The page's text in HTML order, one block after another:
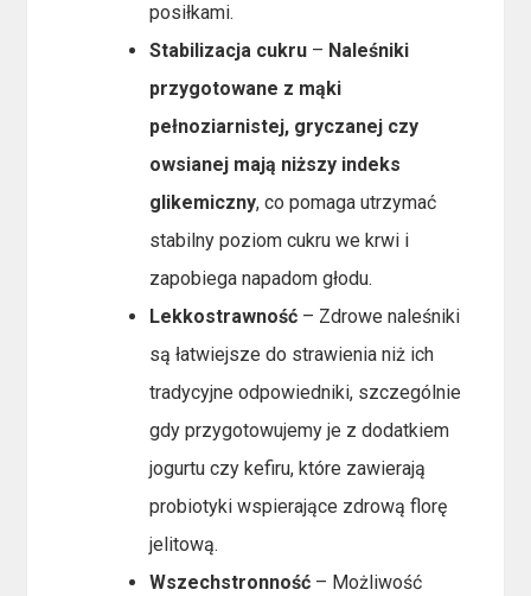
posiłkami.
Stabilizacja cukru – Naleśniki
przygotowane z mąki
pełnoziarnistej, gryczanej czy
owsianej mają niższy indeks
glikemiczny, co pomaga utrzymać
stabilny poziom cukru we krwi i
zapobiega napadom głodu.
Lekkostrawność – Zdrowe naleśniki
są łatwiejsze do strawienia niż ich
tradycyjne odpowiedniki, szczególnie
gdy przygotowujemy je z dodatkiem
jogurtu czy kefiru, które zawierają
probiotyki wspierające zdrową florę
jelitową.
Wszechstronność – Możliwość